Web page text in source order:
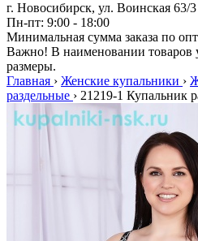
г. Новосибирск, ул. Воинская 63/3
Пн-пт: 9:00 - 18:00
Минимальная сумма заказа по
Важно! В наименовании товаров
размеры.
Главная › Женские купальники ›
раздельные › 21219-1 Купальник